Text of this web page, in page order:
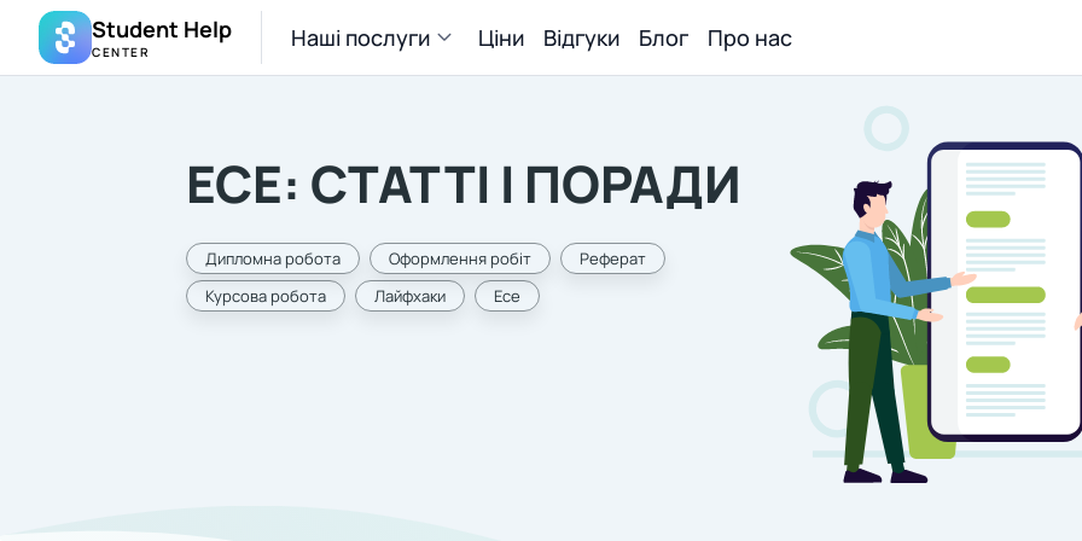
Student Help
CENTER Наші послуги Ціни Відгуки Блог Про нас
ЕСЕ: СТАТТІ І ПОРАДИ
Дипломна робота Оформлення робіт
Реферат
Курсова робота
Лайфхаки Есе